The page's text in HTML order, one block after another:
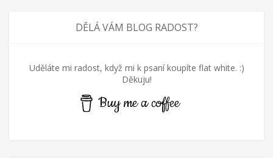
DĚLÁ VÁM BLOG RADOST?
Uděláte mi radost, když mi k psaní koupíte flat white. :)
Děkuju!
Buy me a coffee